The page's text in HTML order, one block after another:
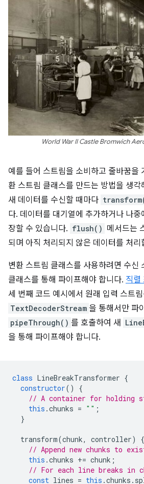
World War II Castle Bromwich
예를 들어 스트림을 소비하고 줄바꿈을
환 스트림 클래스를 만드는 방법을 생각
새 데이터를 수신할 때마다
다. 데이터를 대기열에 추가하거나 나중
장할 수 있습니다. flush() 메서드는
되며 아직 처리되지 않은 데이터를 처리
변환 스트림 클래스를 사용하려면 수신
클래스를 통해 파이프해야 합니다. 직렬
세 번째 코드 예시에서 원래 입력 스트
TextDecoderStream 을 통해서만 파
pipeThrough() 를 호출하여 새
을 통해 파이프해야 합니다.
class LineBreakTransformer {
constructor()
{
// A container for holding
this .chunks = "" ;
}
transform(chunk, controller)
{
// Append new chunks to
this .chunks += chunk ;
// For each line breaks in
const lines = this .chunks .